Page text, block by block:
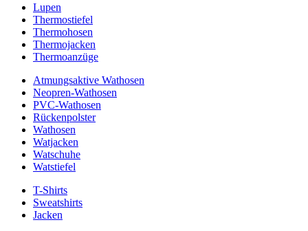
Lupen
Thermostiefel
Thermohosen
Thermojacken
Thermoanzüge
Atmungsaktive Wathosen
Neopren-Wathosen
PVC-Wathosen
Rückenpolster
Wathosen
Watjacken
Watschuhe
Watstiefel
T-Shirts
Sweatshirts
Jacken